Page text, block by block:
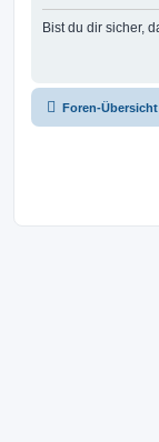
Bist du dir sicher,
Foren-Übersicht